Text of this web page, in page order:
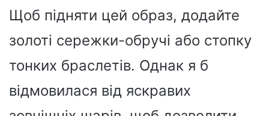
Щоб підняти цей образ, додайте
золоті сережки-обручі або стопку
тонких браслетів. Однак я б
відмовилася від яскравих